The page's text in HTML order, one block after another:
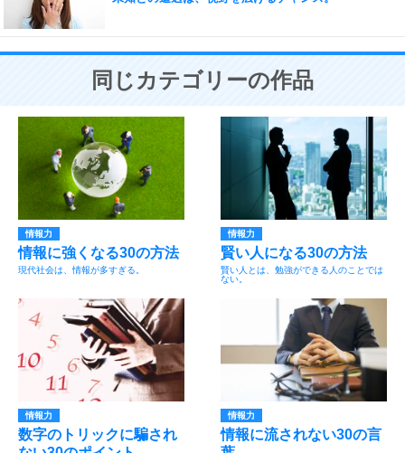
同じカテゴリーの作品
情報力
情報に強くなる30の方法
現代社会は、情報が多すぎる。
情報力
賢い人になる30の方法
賢い人とは、勉強ができる人のことでは
ない。
情報力
数字のトリックに騙され
情報力
情報に流されない30の言